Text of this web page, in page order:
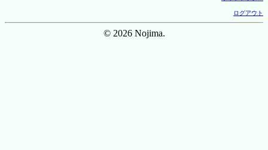
ログアウト
© 2026 Nojima.